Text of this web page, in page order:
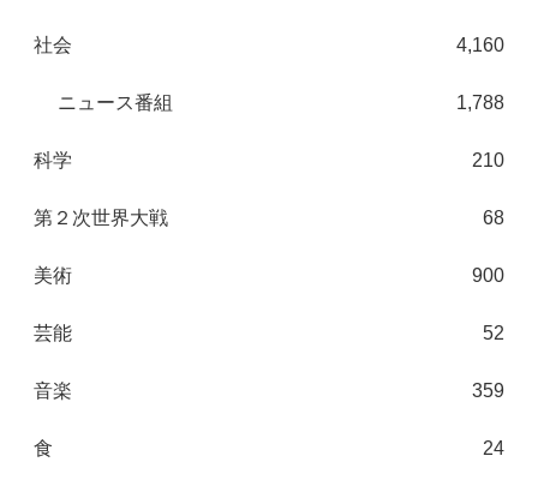
社会 4,160
ニュース番組 1,788
科学 210
第２次世界大戦 68
美術 900
芸能 52
音楽 359
食 24